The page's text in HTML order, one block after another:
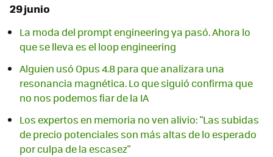
29 junio
La moda del prompt engineering ya pasó. Ahora lo
que se lleva es el loop engineering
Alguien usó Opus 4.8 para que analizara una
resonancia magnética. Lo que siguió confirma que
no nos podemos fiar de la IA
Los expertos en memoria no ven alivio: "Las subidas
de precio potenciales son más altas de lo esperado
por culpa de la escasez"